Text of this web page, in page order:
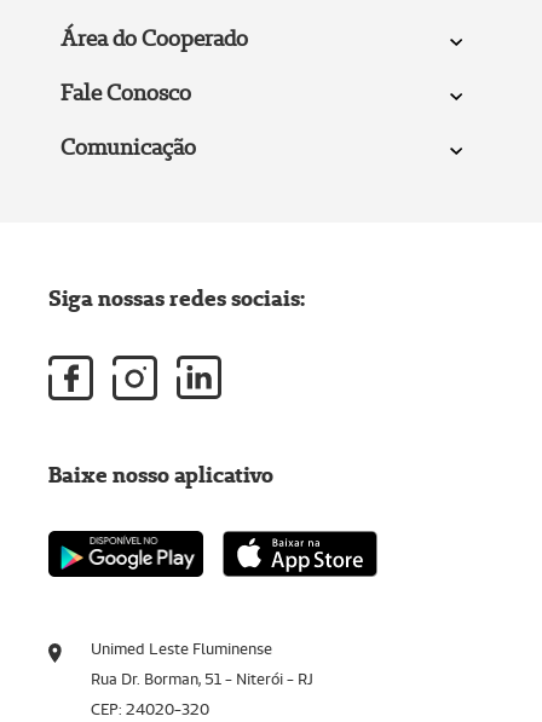
Área do Cooperado
Fale Conosco
Comunicação
Unimed Leste Fluminense
Rua Dr. Borman, 51 - Niterói - RJ
CEP: 24020-320
Siga nossas redes sociais:
Baixe nosso aplicativo